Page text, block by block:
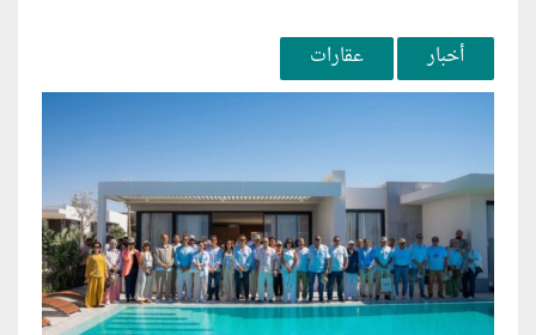
أخبار عقارات